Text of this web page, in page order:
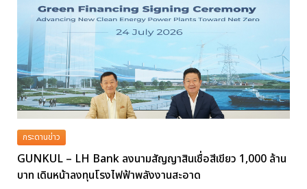
กระดานข่าว
GUNKUL – LH Bank ลงนามสัญญาสินเชื่อสีเขียว 1,000 ล้าน
บาท เดินหน้าลงทุนโรงไฟฟ้าพลังงานสะอาด